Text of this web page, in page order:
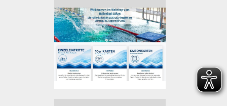
Kultur & Freizeit
Veranstaltungen
Stadtfest